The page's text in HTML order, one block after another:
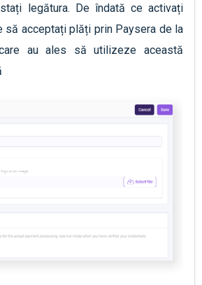
legătura. De îndată ce activați
să acceptați plăți prin Paysera de la
au ales să utilizeze această